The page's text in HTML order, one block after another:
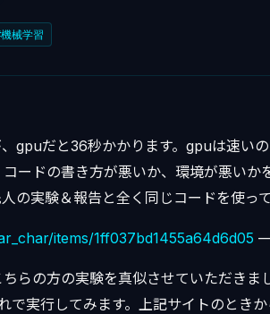
械学習
gpuだと36秒かかります。gpuは速い
ードの書き方が悪いか、環境が悪いか
の実験＆報告と全く同じコードを使っ
items/1ff037bd1455a64d6d05
らの方の実験を真似させていただきま
で実行してみます。上記サイトのとき